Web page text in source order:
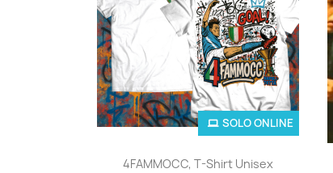
Anteprima
4FAMMOCC, T-Shirt Unisex
SOLO ONLINE